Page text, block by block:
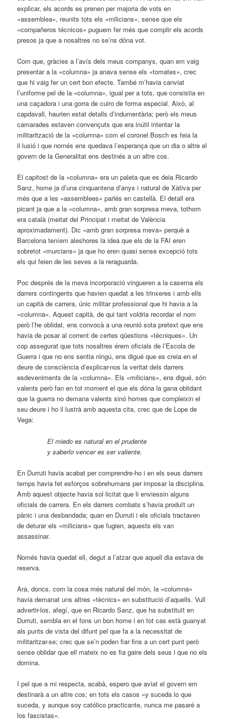
explicar, els acords es prenen per majoria de vots en
«assemblea», reunits tots els «milicians», sense que els
«compañeros técnicos» puguem fer més que complir els acords
presos ja que a nosaltres no se’ns dóna vot.
Com que, gràcies a l’avís dels meus companys, quan em vaig
presentar a la «columna» ja anava sense els «tomates», crec
que hi vaig fer un cert bon efecte. També m’havia canviat
l’uniforme pel de la «columna», igual per a tots, que consistia en
una caçadora i una gorra de cuiro de forma especial. Això, al
capdavall, haurien estat detalls d’indumentària; però els meus
camarades estaven convençuts que era inútil intentar la
militarització de la «columna» com el coronel Bosch es feia la
il·lusió i que només ens quedava l’esperança que un dia o altre el
govern de la Generalitat ens destinés a un altre cos.
El capitost de la «columna» era un paleta que es deia Ricardo
Sanz, home ja d’una cinquantena d’anys i natural de Xàtiva per
més que a les «assemblees» parlés en castellà. El detall era
picant ja que a la «columna», amb gran sorpresa meva, tot­hom
era català (meitat del Principat i meitat de València
aproximadament). Dic «amb gran sorpresa meva» perquè a
Barcelona teníem aleshores la idea que els de la FAI eren
sobretot «murcians» ja que ho eren quasi sense excepció tots
els qui feien de les seves a la reraguarda.
Poc després de la meva incorporació vingueren a la caserna els
darrers contingents que havien quedat a les trinxeres i amb ells
un capità de carrera, únic militar professional que hi havia a la
«columna». Aquest capità, de qui tant voldria recordar el nom
però l’he oblidat, ens convocà a una reunió sota pretext que ens
havia de posar al corrent de certes qüestions «tècniques». Un
cop assegurat que tots nosaltres érem oficials de l’Escola de
Guerra i que no ens sentia ningú, ens digué que es creia en el
deure de consciència d’explicar-nos la veritat dels darrers
esdeveniments de la «columna». Els «milicians», ens digué, són
valents però fan en tot moment el que els dóna la gana oblidant
que la guerra no demana valents sinó homes que compleixin el
seu deure i ho il·lustrà amb aquesta cita, crec que de Lope de
Vega:
El miedo es natural en el prudente
y saberlo vencer es ser valiente.
En Durruti havia acabat per comprendre-ho i en els seus dar­rers
temps havia fet esforços sobrehumans per imposar la disciplina.
Amb aquest objecte havia sol·licitat que li enviessin alguns
oficials de carrera. En els darrers combats s’havia produït un
pànic i una desbandada; quan en Durruti i els oficials tractaven
de deturar els «milicians» que fugien, aquests els van
assassinar.
Només havia quedat ell, degut a l’atzar que aquell dia estava de
reserva.
Ara, doncs, com la cosa més natural del món, la «columna»
havia demanat uns altres «tècnics» en substitució d’aquells. Vull
advertir-los, afegí, que en Ricardo Sanz, que ha substituït en
Durruti, sembla en el fons un bon home i en tot cas està guanyat
als punts de vista del difunt pel que fa a la necessitat de
militaritzar-se; crec que se’n poden fiar fins a un cert punt però
sense oblidar que ell mateix no es fia gaire dels seus i que no els
domina.
I pel que a mi respecta, acabà, espero que aviat el govern em
destinarà a un altre cos; en tots els casos «y suceda lo que
suceda, y aunque soy católico practicante, nunca me pasaré a
los fascistas».